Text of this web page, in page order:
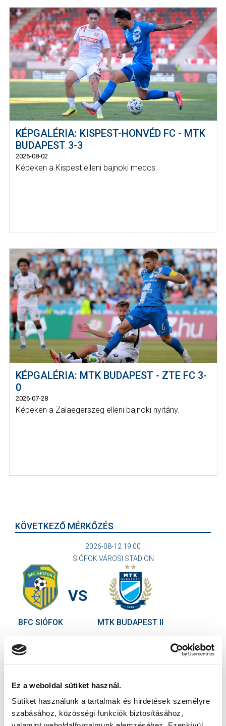
Ez a weboldal sütiket használ.
Sütiket használunk a tartalmak és hirdetések személyre
szabásához, közösségi funkciók biztosításához,
KÉPGALÉRIA: KISPEST-HONVÉD FC - MTK
BUDAPEST 3-3
2026-08-02
Képeken a Kispest elleni bajnoki meccs.
KÉPGALÉRIA: MTK BUDAPEST - ZTE FC 3-
0
2026-07-28
Képeken a Zalaegerszeg elleni bajnoki nyitány.
KÖVETKEZŐ MÉRKŐZÉS
2026-08-12 19:00
SIÓFOK VÁROSI STADION
BFC SIÓFOK
VS
MTK BUDAPEST II
MTK BUDAPEST HÍRLEVÉL
Ne maradjon le egy eseményről sem! Iratkozzon fel ingyenes